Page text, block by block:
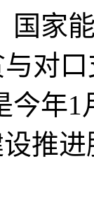
家能
对
今年
推